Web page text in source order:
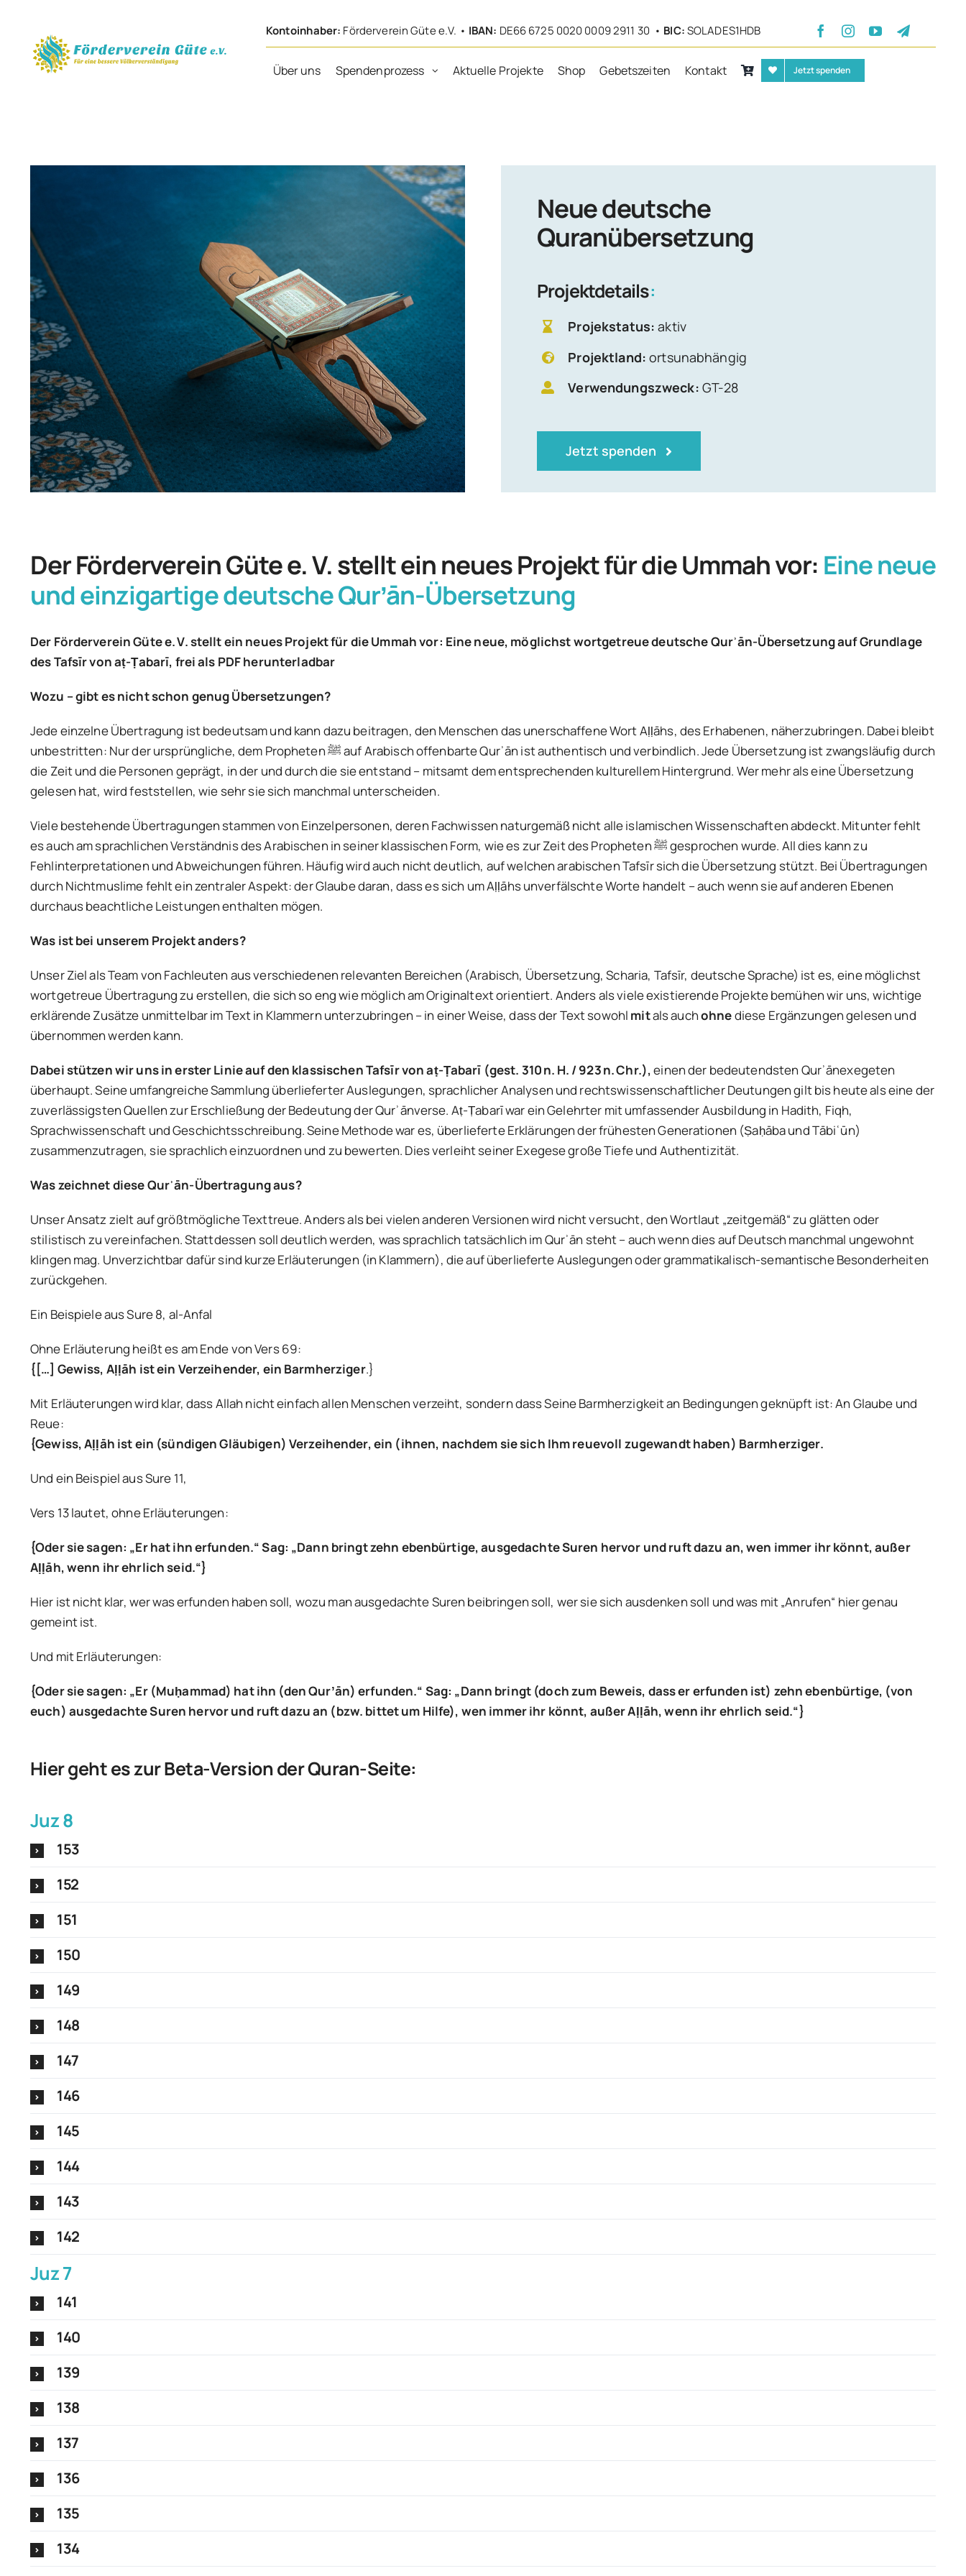
springen
Kontoinhaber: Förderverein Güte e.V. • IBAN: DE66 6725 0020 0009 2911 30 • BIC:SOLADES1HDB
Über uns Spendenprozess Aktuelle Projekte Shop Gebetszeiten Kontakt Jetzt spenden
Neue deutsche
Quranübersetzung
Projektdetails:
Projekstatus: aktiv
Projektland: ortsunabhängig
Verwendungszweck: GT-28
Jetzt spenden
Der Förderverein Güte e. V. stellt ein neues Projekt für die Ummah vor: Eine neue
und einzigartige deutsche Qurʼān-Übersetzung
Der Förderverein Güte e.V. stellt ein neues Projekt für die Ummah vor: Eine neue, möglichst wortgetreue deutsche Qurʾān-Übersetzung auf Grundlage
des Tafsīr von aṭ-Ṭabarī, frei als PDF herunterladbar
Wozu – gibt es nicht schon genug Übersetzungen?
Jede einzelne Übertragung ist bedeutsam und kann dazu beitragen, den Menschen das unerschaffene Wort Aḷḷāhs, des Erhabenen, näherzubringen. Dabei bleibt
unbestritten: Nur der ursprüngliche, dem Propheten ﷺ auf Arabisch offenbarte Qurʾān ist authentisch und verbindlich. Jede Übersetzung ist zwangsläufig durch
die Zeit und die Personen geprägt, in der und durch die sie entstand – mitsamt dem entsprechenden kulturellem Hintergrund. Wer mehr als eine Übersetzung
gelesen hat, wird feststellen, wie sehr sie sich manchmal unterscheiden.
Viele bestehende Übertragungen stammen von Einzelpersonen, deren Fachwissen naturgemäß nicht alle islamischen Wissenschaften abdeckt. Mitunter fehlt
es auch am sprachlichen Verständnis des Arabischen in seiner klassischen Form, wie es zur Zeit des Propheten ﷺ gesprochen wurde. All dies kann zu
Fehlinterpretationen und Abweichungen führen. Häufig wird auch nicht deutlich, auf welchen arabischen Tafsīr sich die Übersetzung stützt. Bei Übertragungen
durch Nichtmuslime fehlt ein zentraler Aspekt: der Glaube daran, dass es sich um Aḷḷāhs unverfälschte Worte handelt – auch wenn sie auf anderen Ebenen
durchaus beachtliche Leistungen enthalten mögen.
Was ist bei unserem Projekt anders?
Unser Ziel als Team von Fachleuten aus verschiedenen relevanten Bereichen (Arabisch, Übersetzung, Scharia, Tafsīr, deutsche Sprache) ist es, eine möglichst
wortgetreue Übertragung zu erstellen, die sich so eng wie möglich am Originaltext orientiert. Anders als viele existierende Projekte bemühen wir uns, wichtige
erklärende Zusätze unmittelbar im Text in Klammern unterzubringen – in einer Weise, dass der Text sowohl mitals auchohnediese Ergänzungen gelesen und
übernommen werden kann.
Dabei stützen wir uns in erster Linie auf den klassischen Tafsīr von aṭ-Ṭabarī (gest. 310n. H. / 923n.Chr.),einen der bedeutendsten Qurʾānexegeten
überhaupt. Seine umfangreiche Sammlung überlieferter Auslegungen, sprachlicher Analysen und rechtswissenschaftlicher Deutungen gilt bis heute als eine der
zuverlässigsten Quellen zur Erschließung der Bedeutung der Qurʾānverse. Aṭ-Ṭabarī war ein Gelehrter mit umfassender Ausbildung in Hadith, Fiqh,
Sprachwissenschaft und Geschichtsschreibung. Seine Methode war es, überlieferte Erklärungen der frühesten Generationen (Ṣaḥāba und Tābiʿūn)
zusammenzutragen, sie sprachlich einzuordnen und zu bewerten. Dies verleiht seiner Exegese große Tiefe und Authentizität.
Was zeichnet diese Qurʾān-Übertragung aus?
Unser Ansatz zielt auf größtmögliche Texttreue. Anders als bei vielen anderen Versionen wird nicht versucht, den Wortlaut „zeitgemäß“ zu glätten oder
stilistisch zu vereinfachen. Stattdessen soll deutlich werden, was sprachlich tatsächlich im Qurʾān steht – auch wenn dies auf Deutsch manchmal ungewohnt
klingen mag. Unverzichtbar dafür sind kurze Erläuterungen (in Klammern), die auf überlieferte Auslegungen oder grammatikalisch-semantische Besonderheiten
zurückgehen.
Ein Beispiele aus Sure 8, al-Anfal
Ohne Erläuterung heißt es am Ende von Vers 69:
{[…] Gewiss, Aḷḷāh ist ein Verzeihender, ein Barmherziger.}
Mit Erläuterungen wird klar, dass Allah nicht einfach allen Menschen verzeiht, sondern dass Seine Barmherzigkeit an Bedingungen geknüpft ist: An Glaube und
Reue:
{Gewiss, Aḷḷāh ist ein (sündigen Gläubigen) Verzeihender, ein (ihnen, nachdem sie sich Ihm reuevoll zugewandt haben) Barmherziger.
Und ein Beispiel aus Sure 11,
Vers 13 lautet, ohne Erläuterungen:
{Oder sie sagen: „Er hat ihn erfunden.“ Sag: „Dann bringt zehn ebenbürtige, ausgedachte Suren hervor und ruft dazu an, wen immer ihr könnt, außer
Aḷḷāh, wenn ihr ehrlich seid.“}
Hier ist nicht klar, wer was erfunden haben soll, wozu man ausgedachte Suren beibringen soll, wer sie sich ausdenken soll und was mit „Anrufen“ hier genau
gemeint ist.
Und mit Erläuterungen:
{Oder sie sagen: „Er (Muḥammad) hat ihn (den Qurʼān) erfunden.“ Sag: „Dann bringt (doch zum Beweis, dass er erfunden ist) zehn ebenbürtige, (von
euch) ausgedachte Suren hervor und ruft dazu an (bzw. bittet um Hilfe), wen immer ihr könnt, außer Aḷḷāh, wenn ihr ehrlich seid.“}
Hier geht es zur Beta-Version der Quran-Seite:
Juz 8
153
152
151
150
149
148
147
146
145
144
143
142
Juz 7
141
140
139
138
137
136
135
134